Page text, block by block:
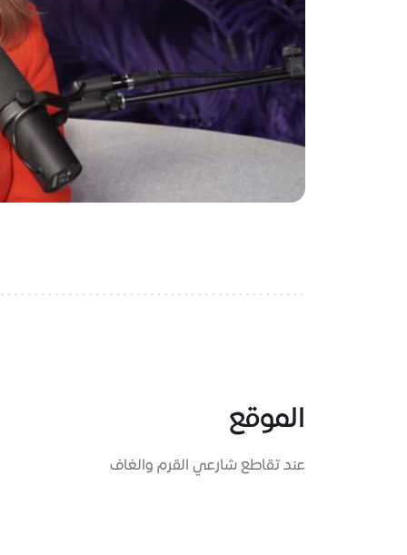
الموقع
عند تقاطع شارعي القرم والغاف